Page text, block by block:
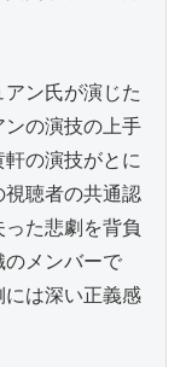
ン氏が演じた
の演技の上手
の演技がとに
聴者の共通認
た悲劇を背負
のメンバーで
は深い正義感